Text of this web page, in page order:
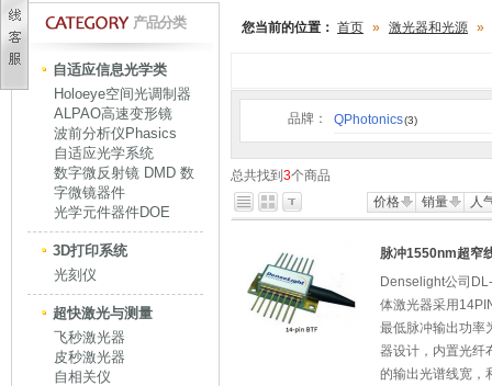
产品分类
自适应信息光学类
Holoeye空间光调制器
ALPAO高速变形镜
波前分析仪Phasics
自适应光学系统
数字微反射镜 DMD 数
字微镜器件
光学元件器件DOE
3D打印系统
光刻仪
超快激光与测量
飞秒激光器
皮秒激光器
自相关仪
您当前的位置： 首页 » 激光器和光源 »
品牌： QPhotonics(3)
总共找到 3个商品
价格
销量 人
脉冲1550nm超窄
Denselight公司
体激光器采用
最低脉冲输出功率
器设计，内置光纤
的输出光谱线宽，